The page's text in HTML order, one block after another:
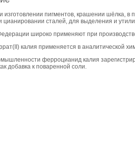
пигментов, крашении шёлка, в
цианировании сталей, для выделения и
широко применяют при
калия применяется в аналитической
ферроцианид калия
добавка к поваренной соли.